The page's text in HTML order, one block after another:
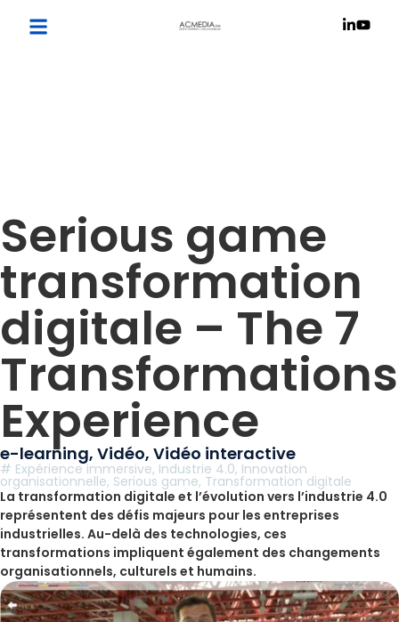
Serious game
transformation
digitale – The 7
Transformations
Experience
e-learning, Vidéo, Vidéo interactive
# Expérience immersive, Industrie 4.0, Innovation
organisationnelle, Serious game, Transformation digitale
La transformation digitale et l’évolution vers l’industrie 4.0
représentent des défis majeurs pour les entreprises
industrielles. Au-delà des technologies, ces
transformations impliquent également des changements
organisationnels, culturels et humains.